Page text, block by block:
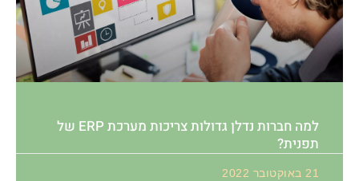
למה חברות נדלן גדולות צריכות מערכת ERP של
תפנית?
21 באוקטובר 2022